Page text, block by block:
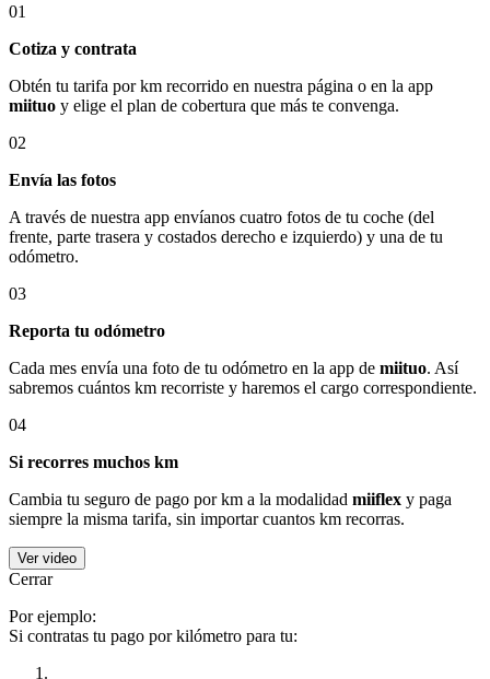
01
Cotiza y contrata
Obtén tu tarifa por km recorrido en nuestra página o en la app
miituo y elige el plan de cobertura que más te convenga.
02
Envía las fotos
A través de nuestra app envíanos cuatro fotos de tu coche (del
frente, parte trasera y costados derecho e izquierdo) y una de tu
odómetro.
03
Reporta tu odómetro
Cada mes envía una foto de tu odómetro en la app de miituo. Así
sabremos cuántos km recorriste y haremos el cargo correspondiente.
04
Si recorres muchos km
Cambia tu seguro de pago por km a la modalidad miiflex y paga
siempre la misma tarifa, sin importar cuantos km recorras.
Ver video
Cerrar
Por ejemplo:
Si contratas tu pago por kilómetro para tu: